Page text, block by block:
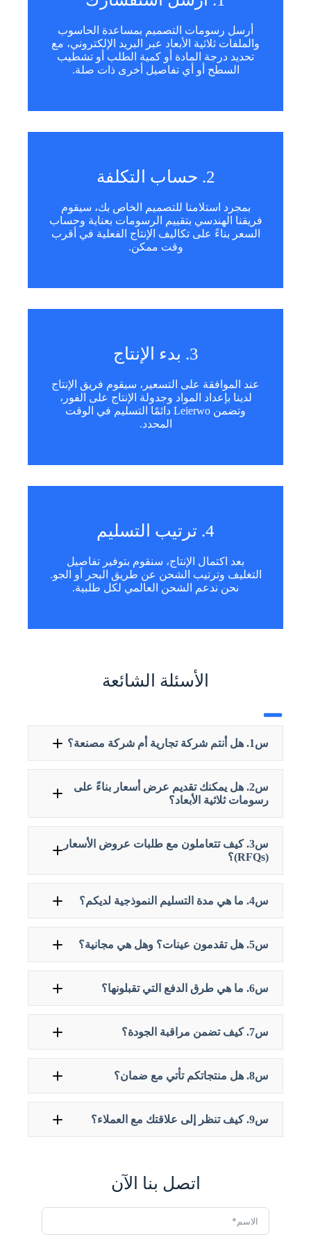
أرسل رسومات التصميم بمساعدة الحاسوب
والملفات ثلاثية الأبعاد عبر البريد الإلكتروني، مع
تحديد درجة المادة أو كمية الطلب أو تشطيب
السطح أو أي تفاصيل أخرى ذات صلة.
2. حساب التكلفة
بمجرد استلامنا للتصميم الخاص بك، سيقوم
فريقنا الهندسي بتقييم الرسومات بعناية وحساب
السعر بناءً على تكاليف الإنتاج الفعلية في أقرب
وقت ممكن.
3. بدء الإنتاج
عند الموافقة على التسعير، سيقوم فريق الإنتاج
لدينا بإعداد المواد وجدولة الإنتاج على الفور،
وتضمن Leierwo دائمًا التسليم في الوقت
المحدد.
4. ترتيب التسليم
بعد اكتمال الإنتاج، سنقوم بتوفير تفاصيل
التغليف وترتيب الشحن عن طريق البحر أو الجو.
نحن ندعم الشحن العالمي لكل طلبية.
الأسئلة الشائعة
س1. هل أنتم شركة تجارية أم شركة مصنعة؟
س2. هل يمكنك تقديم عرض أسعار بناءً على
رسومات ثلاثية الأبعاد؟
س3. كيف تتعاملون مع طلبات عروض الأسعار
(RFQs)؟
س4. ما هي مدة التسليم النموذجية لديكم؟
س5. هل تقدمون عينات؟ وهل هي مجانية؟
س6. ما هي طرق الدفع التي تقبلونها؟
س7. كيف تضمن مراقبة الجودة؟
س8. هل منتجاتكم تأتي مع ضمان؟
س9. كيف تنظر إلى علاقتك مع العملاء؟
اتصل بنا الآن